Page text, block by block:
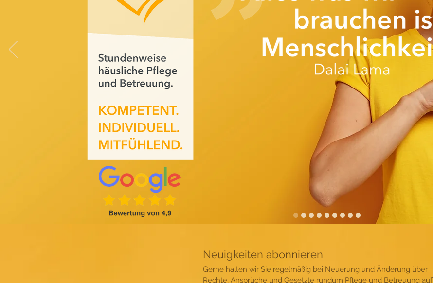
Neuigkeiten abonnieren
Gerne halten wir Sie regelmäßig bei Neuerung und Änderung über
Rechte, Ansprüche und Gesetzte rundum Pflege und Betreuung auf